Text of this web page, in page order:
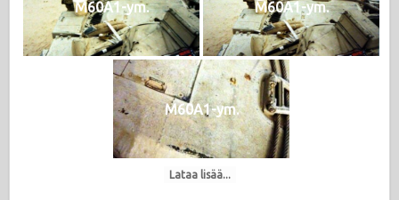
M60A1-ym. M60A1-ym.
M60A1-ym.
Lataa lisää...